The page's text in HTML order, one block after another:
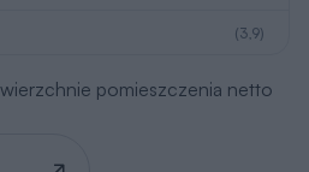
(3,9)
pomieszczenia netto